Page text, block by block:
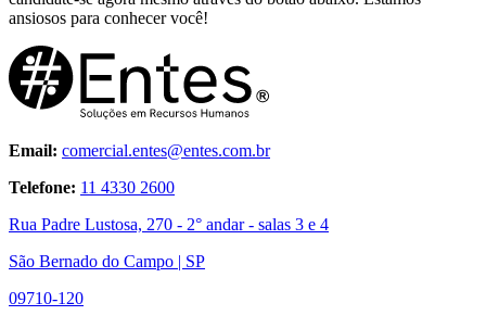
ansiosos para conhecer você!
Email: comercial.entes@entes.com.br
Telefone: 11 4330 2600
Rua Padre Lustosa, 270 - 2° andar - salas 3 e 4
São Bernado do Campo | SP
09710-120